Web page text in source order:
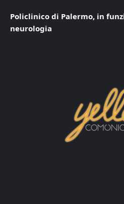
Policlinico di Palermo, in
neurologia